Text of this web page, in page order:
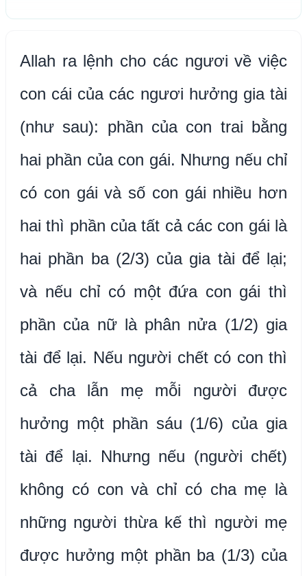
Allah ra lệnh cho các ngươi về việc
con cái của các ngươi hưởng gia tài
(như sau): phần của con trai bằng
hai phần của con gái. Nhưng nếu chỉ
có con gái và số con gái nhiều hơn
hai thì phần của tất cả các con gái là
hai phần ba (2/3) của gia tài để lại;
và nếu chỉ có một đứa con gái thì
phần của nữ là phân nửa (1/2) gia
tài để lại. Nếu người chết có con thì
cả cha lẫn mẹ mỗi người được
hưởng một phần sáu (1/6) của gia
tài để lại. Nhưng nếu (người chết)
không có con và chỉ có cha mẹ là
những người thừa kế thì người mẹ
được hưởng một phần ba (1/3) của